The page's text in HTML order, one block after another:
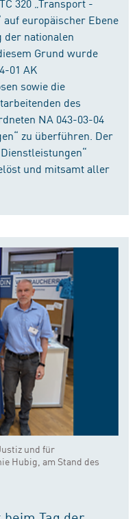
europäischer Ebene
der nationalen
Grund wurde
01 AK
sowie die
des
NA 043-03-04
zu überführen. Der
und mitsamt aller
und für
Hubig, am Stand des